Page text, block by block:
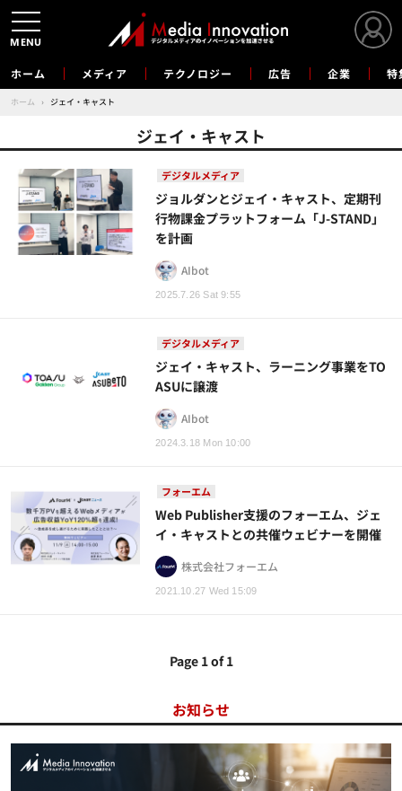
ホーム メディア テクノロジー 広告 企業 特
ホーム › ジェイ・キャスト
ジェイ・キャスト
デジタルメディア
2025.7.26 Sat 9:55
ジョルダンとジェイ・キャスト、定期刊
行物課金プラットフォーム「J-STAND」
を計画
AIbot
デジタルメディア
2024.3.18 Mon 10:00
ジェイ・キャスト、ラーニング事業をTO
ASUに譲渡
AIbot
フォーエム
2021.10.27 Wed 15:09
Web Publisher支援のフォーエム、ジェ
イ・キャストとの共催ウェビナーを開催
株式会社フォーエム
Page 1 of 1
お知らせ
MENU